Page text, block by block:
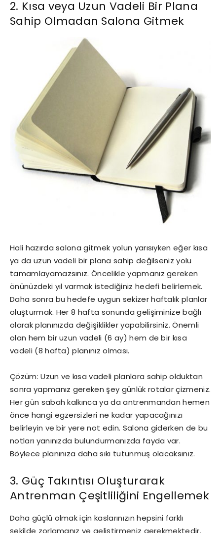
2. Kısa veya Uzun Vadeli Bir Plana
Sahip Olmadan Salona Gitmek
Hali hazırda salona gitmek yolun yarısıyken eğer kısa
ya da uzun vadeli bir plana sahip değilseniz yolu
tamamlayamazsınız. Öncelikle yapmanız gereken
önünüzdeki yıl varmak istediğiniz hedefi belirlemek.
Daha sonra bu hedefe uygun sekizer haftalık planlar
oluşturmak. Her 8 hafta sonunda gelişiminize bağlı
olarak planınızda değişiklikler yapabilirsiniz. Önemli
olan hem bir uzun vadeli (6 ay) hem de bir kısa
vadeli (8 hafta) planınız olması.
Çözüm: Uzun ve kısa vadeli planlara sahip olduktan
sonra yapmanız gereken şey günlük rotalar çizmeniz.
Her gün sabah kalkınca ya da antrenmandan hemen
önce hangi egzersizleri ne kadar yapacağınızı
belirleyin ve bir yere not edin. Salona giderken de bu
notları yanınızda bulundurmanızda fayda var.
Böylece planınıza daha sıkı tutunmuş olacaksınız.
3. Güç Takıntısı Oluşturarak
Antrenman Çeşitliliğini Engellemek
Daha güçlü olmak için kaslarınızın hepsini farklı